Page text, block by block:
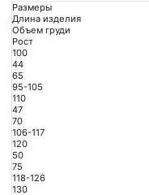
Размеры
Длина изделия
Объем груди
Рост
100
44
65
95-105
110
47
70
106-117
120
50
75
118-126
130